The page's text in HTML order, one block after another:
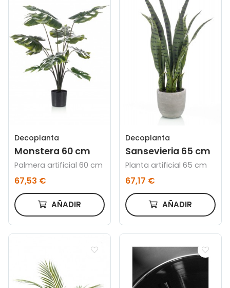
Decoplanta
Monstera 60 cm
Palmera artificial 60 cm
67,53 €
AÑADIR
Decoplanta
Sansevieria 65 cm
Planta artificial 65 cm
67,17 €
AÑADIR